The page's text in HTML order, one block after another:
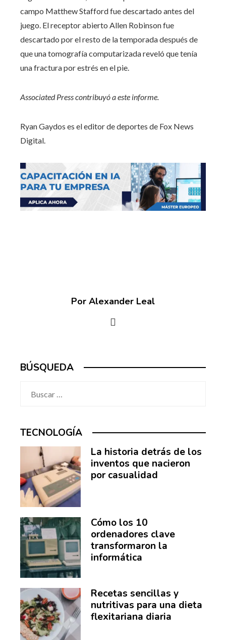
campo Matthew Stafford fue descartado antes del
juego. El receptor abierto Allen Robinson fue
descartado por el resto de la temporada después de
que una tomografía computarizada reveló que tenía
una fractura por estrés en el pie.
Associated Press contribuyó a este informe.
Ryan Gaydos es el editor de deportes de Fox News
Digital.
Por Alexander Leal
BÚSQUEDA
TECNOLOGÍA
La historia detrás de los
inventos que nacieron
por casualidad
Cómo los 10
ordenadores clave
transformaron la
informática
Recetas sencillas y
nutritivas para una dieta
flexitariana diaria